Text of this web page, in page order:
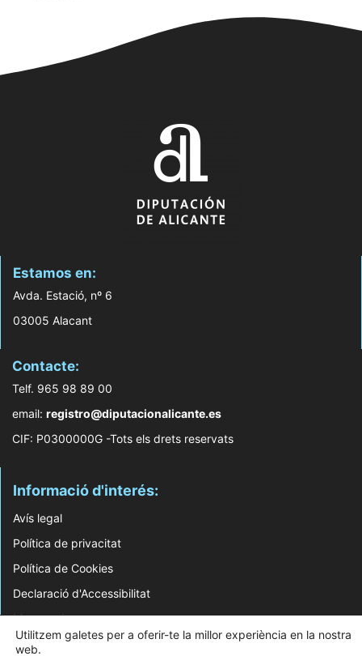
Estamos en:
Avda. Estació, nº 6
03005 Alacant
Contacte:
Telf. 965 98 89 00
email: registro@diputacionalicante.es
CIF: P0300000G -Tots els drets reservats
Informació d'interés:
Avís legal
Política de privacitat
Política de Cookies
Declaració d'Accessibilitat
Mapa web
Utilitzem galetes per a oferir-te la millor experiència en la nostra
web.